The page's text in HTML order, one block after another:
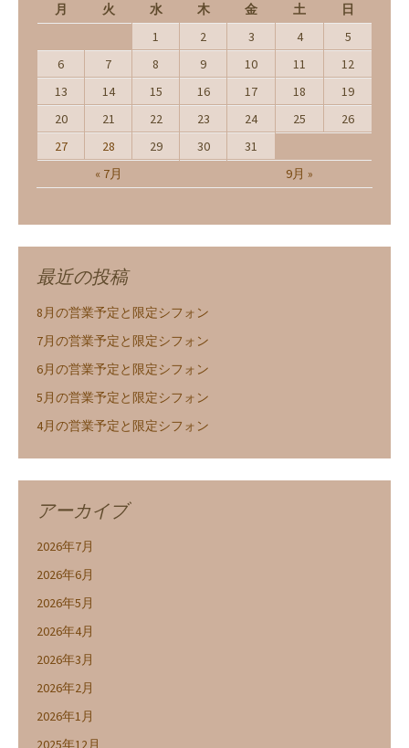
月
火 水 木 金 土 日
« 7月 9月 »
1 2 3 4
5
6
7 8 9 10 11
12
13
14 15 16 17 18
19
20
21 22 23 24 25
26
27
28 29 30 31
最近の投稿
8月の営業予定と限定シフォン
7月の営業予定と限定シフォン
6月の営業予定と限定シフォン
5月の営業予定と限定シフォン
4月の営業予定と限定シフォン
アーカイブ
2026年7月
2026年6月
2026年5月
2026年4月
2026年3月
2026年2月
2026年1月
2025年12月